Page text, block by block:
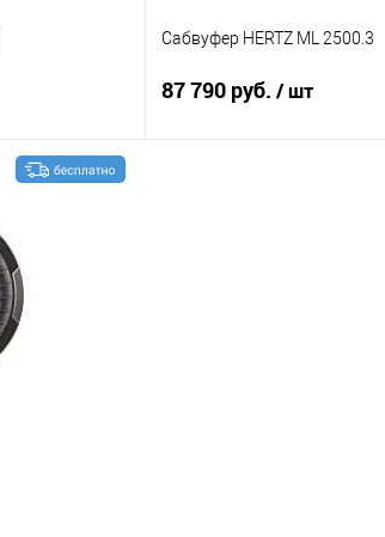
Сабвуфер HERTZ ML 2500.3
87 790 руб. / шт